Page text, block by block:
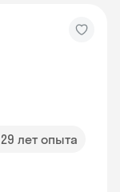
29 лет опыта